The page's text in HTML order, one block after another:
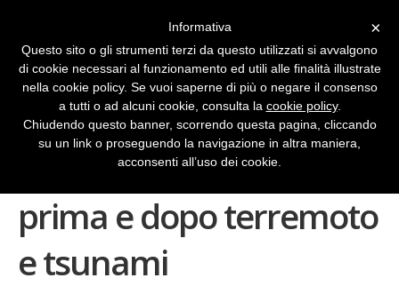
Giappone: dal satellite
prima e dopo terremoto
e tsunami
×
Informativa
Questo sito o gli strumenti terzi da questo utilizzati si avvalgono
di cookie necessari al funzionamento ed utili alle finalità illustrate
nella cookie policy. Se vuoi saperne di più o negare il consenso
a tutti o ad alcuni cookie, consulta la cookie policy.
Chiudendo questo banner, scorrendo questa pagina, cliccando
su un link o proseguendo la navigazione in altra maniera,
acconsenti all’uso dei cookie.